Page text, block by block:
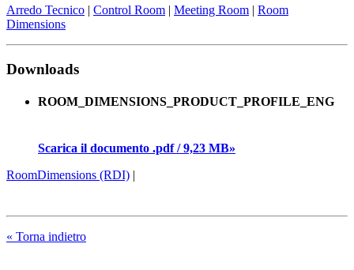
Arredo Tecnico | Control Room | Meeting Room | Room
Dimensions
Downloads
ROOM_DIMENSIONS_PRODUCT_PROFILE_ENG
Scarica il documento .pdf / 9,23 MB»
RoomDimensions (RDI) |
« Torna indietro